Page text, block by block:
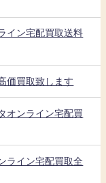
イン宅配買取送料
価買取致します
オンライン宅配買
ライン宅配買取全